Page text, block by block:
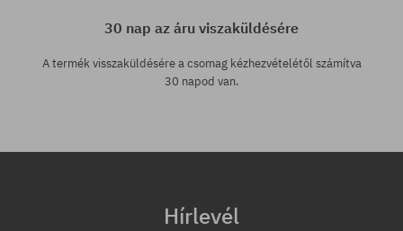
30 nap az áru viszaküldésére
A termék visszaküldésére a csomag kézhezvételétől számítva
30 napod van.
Hírlevél